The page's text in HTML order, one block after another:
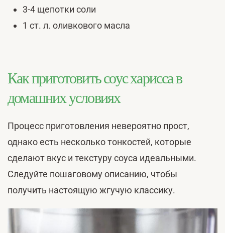
3-4 щепотки соли
1 ст. л. оливкового масла
Как приготовить соус харисса в
домашних условиях
Процесс приготовления невероятно прост,
однако есть несколько тонкостей, которые
сделают вкус и текстуру соуса идеальными.
Следуйте пошаговому описанию, чтобы
получить настоящую жгучую классику.